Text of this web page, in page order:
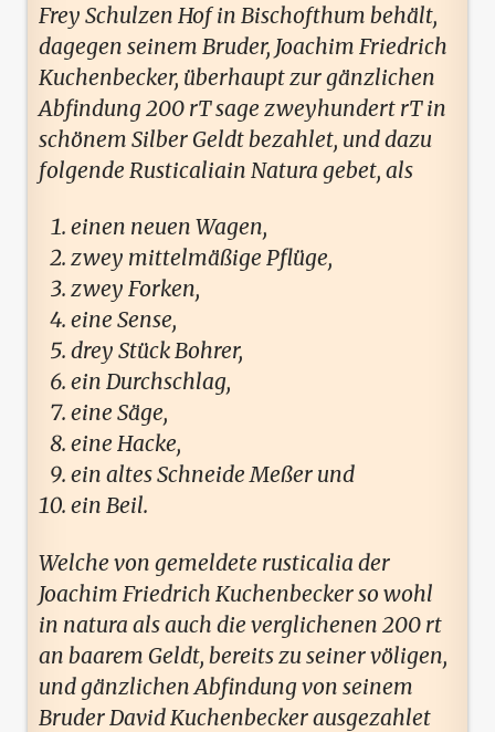
Frey Schulzen Hof in Bischofthum behält,
dagegen seinem Bruder, Joachim Friedrich
Kuchenbecker, überhaupt zur gänzlichen
Abfindung 200 rT sage zweyhundert rT in
schönem Silber Geldt bezahlet, und dazu
folgende Rusticaliain Natura gebet, als
einen neuen Wagen,
zwey mittelmäßige Pflüge,
zwey Forken,
eine Sense,
drey Stück Bohrer,
ein Durchschlag,
eine Säge,
eine Hacke,
ein altes Schneide Meßer und
ein Beil.
Welche von gemeldete rusticalia der
Joachim Friedrich Kuchenbecker so wohl
in natura als auch die verglichenen 200 rt
an baarem Geldt, bereits zu seiner völigen,
und gänzlichen Abfindung von seinem
Bruder David Kuchenbecker ausgezahlet